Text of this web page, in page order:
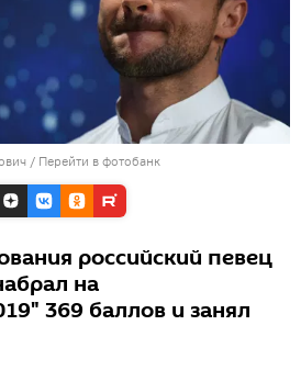
/ Перейти в фотобанк
российский певец
на
369 баллов и занял